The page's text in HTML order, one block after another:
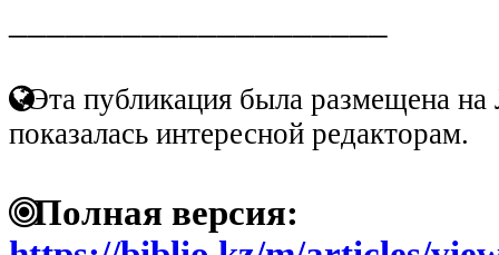
Эта публикация была размещена на
показалась интересной редакторам.
Полная версия: